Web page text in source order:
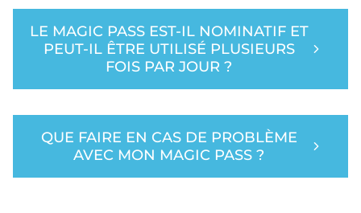
LE MAGIC PASS EST-IL NOMINATIF ET
PEUT-IL ÊTRE UTILISÉ PLUSIEURS
FOIS PAR JOUR ?
QUE FAIRE EN CAS DE PROBLÈME
AVEC MON MAGIC PASS ?